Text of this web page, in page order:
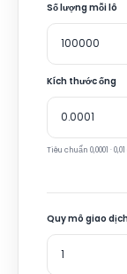
Số lượng mỗi lô
Kích thước ống
Tiêu chuẩn 0,0001 ·
Quy mô giao